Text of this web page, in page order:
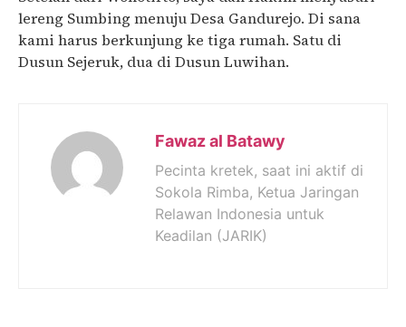
lereng Sumbing menuju Desa Gandurejo. Di sana
kami harus berkunjung ke tiga rumah. Satu di
Dusun Sejeruk, dua di Dusun Luwihan.
Fawaz al Batawy
Pecinta kretek, saat ini aktif di
Sokola Rimba, Ketua Jaringan
Relawan Indonesia untuk
Keadilan (JARIK)